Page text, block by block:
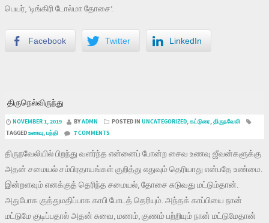
பெயர், ‘டிங்கிரி டோல்மா தோசை’.
Facebook Twitter LinkedIn
திருநெல்விருந்து
NOVEMBER 1, 2019 BYADMN POSTED IN UNCATEGORIZED,கட்டுரை,திருநவேலி
TAGGEDஉணவு,பந்தி 7 COMMENTS
திருநவேலியில் பிறந்து வளர்ந்த என்னைப் போன்ற சைவ உணவு ஜீவன்களுக்கு
அதன் சமையல் சம்பிரதாயங்கள் குறித்து எதுவும் தெரியாது என்பதே உண்மை.
இன்றளவும் எனக்குத் தெரிந்த சமையல், தோசை சுடுவது மட்டும்தான்.
அதுபோக குத்துமதிப்பாக காபி போடத் தெரியும். அந்தக் காப்பியை நான்
மட்டுமே குடிப்பதால் அதன் சுவை, மணம், குணம் பற்றியும் நான் மட்டுமேதான்